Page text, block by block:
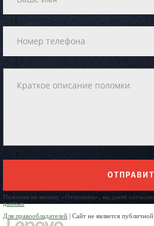
Нажимая на кнопку «Отправить», вы даете
данных
Для правообладателей | Сайт не является